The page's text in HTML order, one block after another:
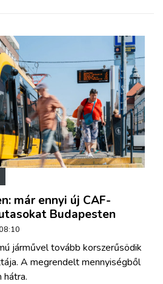
már ennyi új CAF-
Budapesten
járművel tovább korszerűsödik
A megrendelt mennyiségből
hátra.